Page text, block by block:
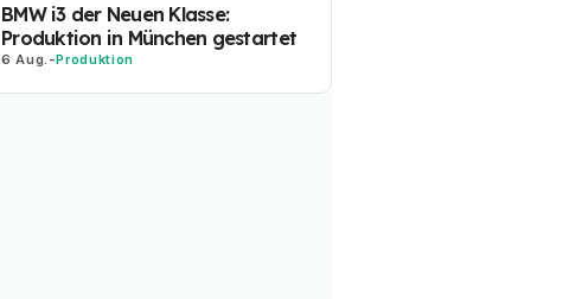
BMW i3 der Neuen Klasse:
Produktion in München gestartet
6 Aug. -Produktion